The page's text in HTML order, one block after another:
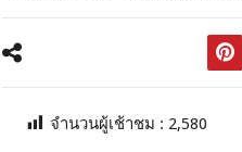
จำนวนผู้เช้าชม : 2,580